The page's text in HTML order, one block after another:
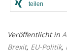
teilen
Veröffentlicht in
Brexit, EU-Politik,